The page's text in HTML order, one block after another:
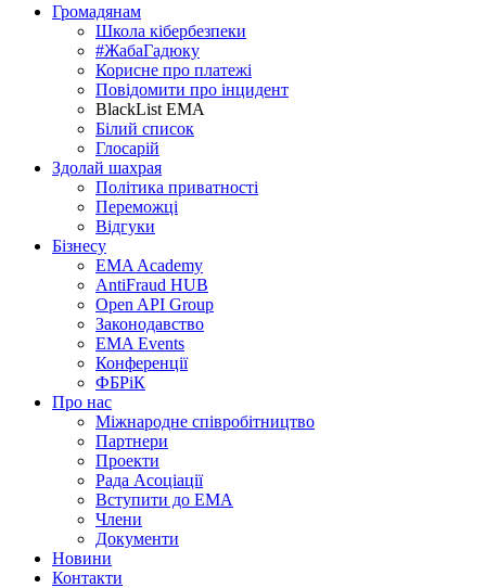
Громадянам
Школа кібербезпеки
#ЖабаГадюку
Корисне про платежі
Повідомити про інцидент
BlackList EMA
Білий список
Глосарій
Здолай шахрая
Політика приватності
Переможцi
Відгуки
Бізнесу
EMA Academy
AntiFraud HUB
Open API Group
Законодавство
EMA Events
Конференції
ФБРіК
Про нас
Міжнародне співробітництво
Партнери
Проекти
Рада Асоціації
Вступити до ЕМА
Члени
Документи
Новини
Контакти